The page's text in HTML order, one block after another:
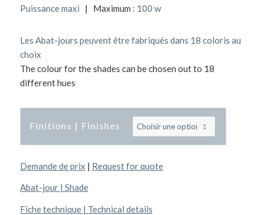
Puissance maxi | Maximum : 100 w
Les Abat-jours peuvent être fabriqués dans 18 coloris au
choix
The colour for the shades can be chosen out to 18
different hues
Finitions | Finishes
Demande de prix | Request for quote
Abat-jour | Shade
Fiche technique | Technical details